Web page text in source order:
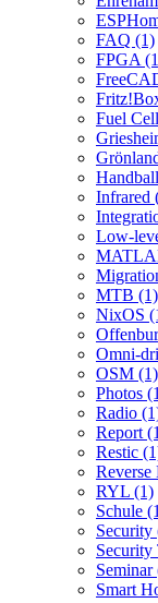
FAQ (1)
FPGA
Fuel
Infrared
Low-
MTB (1)
NixOS
Omni-
OSM (1)
Photos
Radio
Report
Restic
Reverse
RYL (1)
Schule
Security
Security
Seminar
Smart